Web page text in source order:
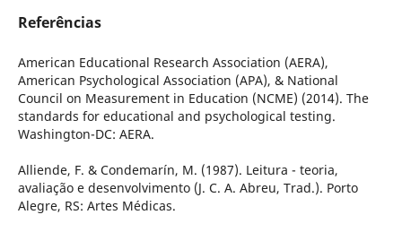
Referências
American Educational Research Association (AERA),
American Psychological Association (APA), & National
Council on Measurement in Education (NCME) (2014). The
standards for educational and psychological testing.
Washington-DC: AERA.
Alliende, F. & Condemarín, M. (1987). Leitura - teoria,
avaliação e desenvolvimento (J. C. A. Abreu, Trad.). Porto
Alegre, RS: Artes Médicas.